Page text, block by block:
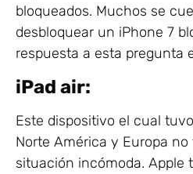
bloqueados. Muchos se
desbloquear un iPhone 7
respuesta a esta pregunta
iPad air:
Este dispositivo el cual
Norte América y Europa
situación incómoda. Apple